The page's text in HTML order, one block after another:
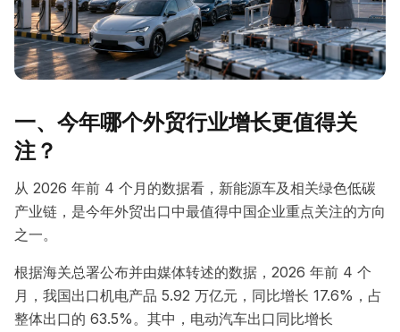
一、今年哪个外贸行业增长更值得关
注？
从 2026 年前 4 个月的数据看，新能源车及相关绿色低碳
产业链，是今年外贸出口中最值得中国企业重点关注的方向
之一。
根据海关总署公布并由媒体转述的数据，2026 年前 4 个
月，我国出口机电产品 5.92 万亿元，同比增长 17.6%，占
整体出口的 63.5%。其中，电动汽车出口同比增长